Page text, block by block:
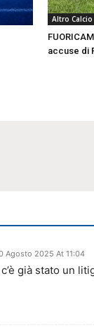
Altro Calcio
accuse di
Agosto 2025 At 11:04
già stato un